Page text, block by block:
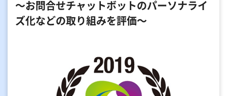
～お問合せチャットボットのパーソナライ
ズ化などの取り組みを評価～